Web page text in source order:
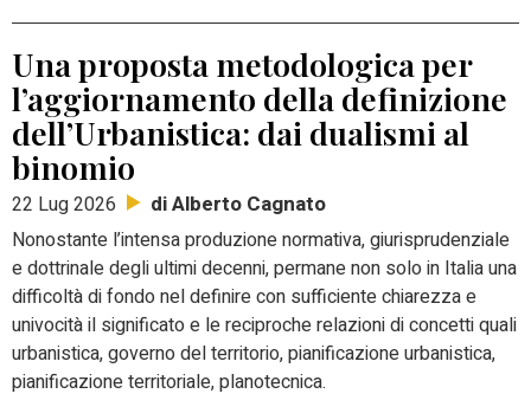
Una proposta metodologica per
l’aggiornamento della definizione
dell’Urbanistica: dai dualismi al
binomio
22 Lug 2026 di Alberto Cagnato
Nonostante l’intensa produzione normativa, giurisprudenziale
e dottrinale degli ultimi decenni, permane non solo in Italia una
difficoltà di fondo nel definire con sufficiente chiarezza e
univocità il significato e le reciproche relazioni di concetti quali
urbanistica, governo del territorio, pianificazione urbanistica,
pianificazione territoriale, planotecnica.